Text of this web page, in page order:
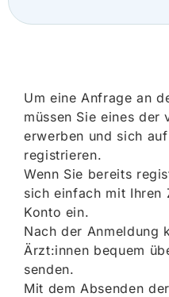
Um eine Anfrage an
müssen Sie eines
erwerben und sich
registrieren.
Wenn Sie bereits
sich einfach mit Ihren
Konto ein.
Nach der Anmeldung
Ärzt:innen bequem
senden.
Mit dem Absenden